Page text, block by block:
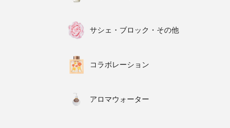
サシェ・ブロック・その他
コラボレーション
アロマウォーター